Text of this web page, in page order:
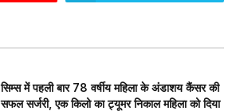
सिम्स में पहली बार 78 वर्षीय महिला के अंडाशय कैंसर की
सफल सर्जरी, एक किलो का ट्यूमर निकाल महिला को दिया